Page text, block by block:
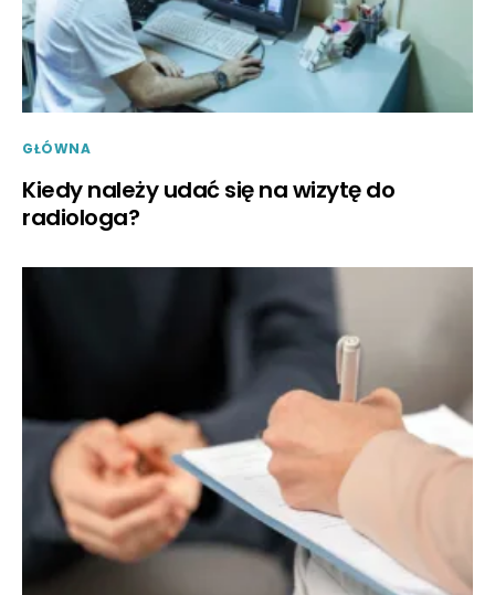
GŁÓWNA
Kiedy należy udać się na wizytę do
radiologa?